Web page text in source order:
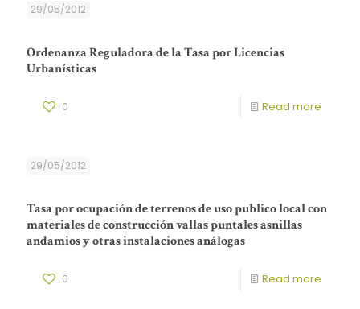
29/05/2012
Ordenanza Reguladora de la Tasa por Licencias
Urbanísticas
0 Read more
29/05/2012
Tasa por ocupación de terrenos de uso publico local con
materiales de construcción vallas puntales asnillas
andamios y otras instalaciones análogas
0 Read more